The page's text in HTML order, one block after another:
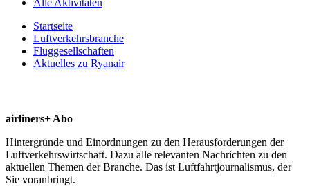
Startseite
Luftverkehrsbranche
Fluggesellschaften
Aktuelles zu Ryanair
airliners+ Abo
Hintergründe und Einordnungen zu den Herausforderungen der
Luftverkehrswirtschaft. Dazu alle relevanten Nachrichten zu den
aktuellen Themen der Branche. Das ist Luftfahrtjournalismus, der
Sie voranbringt.